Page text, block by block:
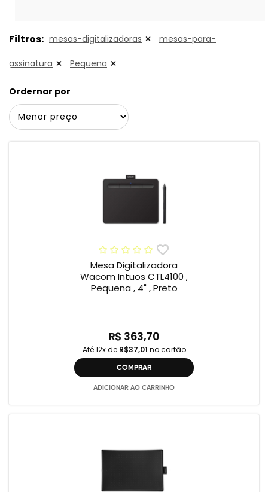
Filtros: mesas-digitalizadoras mesas-para-
assinatura Pequena
Ordernar por
Mesa Digitalizadora
Wacom Intuos CTL4100 ,
Pequena , 4" , Preto
R$ 363,70
Até 12x de R$37,01 no cartão
COMPRAR
ADICIONAR AO CARRINHO